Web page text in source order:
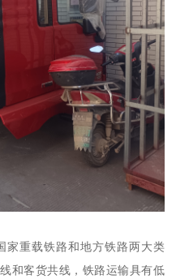
家重载铁路和地方铁路两大类
和客货共线，铁路运输具有低